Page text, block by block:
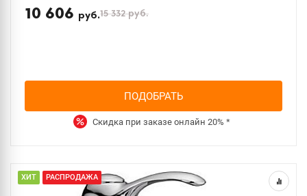
10 606 руб.15 332руб.
ПОДОБРАТЬ
Скидка при заказе онлайн 20% *
ХИТ РАСПРОДАЖА